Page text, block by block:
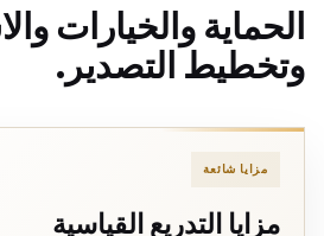
الحماية والخيارات
وتخطيط التصدير.
مزايا شائعة
مزايا التدريع القياسية